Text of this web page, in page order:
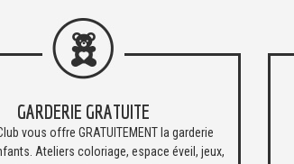
GARDERIE GRATUITE
vous offre GRATUITEMENT la garderie
Ateliers coloriage, espace éveil, jeux,